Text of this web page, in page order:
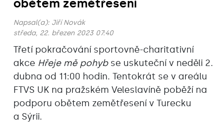
obětem zemětřesení
Napsal(a): Jiří Novák
středa, 22. březen 2023 07:40
Třetí pokračování sportovně-charitativní
akce Hřeje mě pohybse uskuteční v neděli 2.
dubna od 11:00 hodin. Tentokrát se v areálu
FTVS UK na pražském Veleslavíně poběží na
podporu obětem zemětřesení v Turecku
a Sýrii.